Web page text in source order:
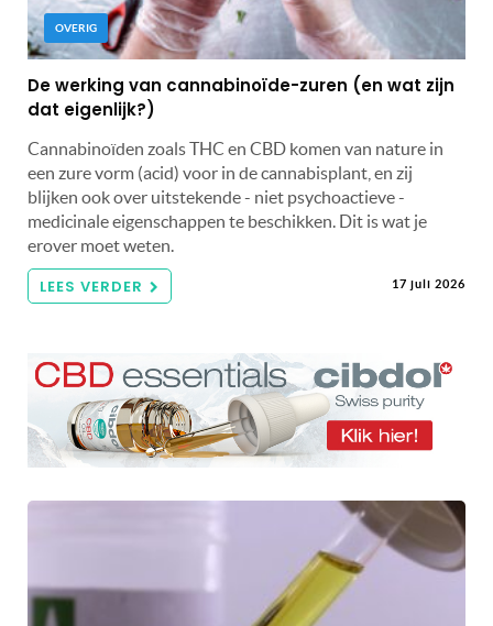
OVERIG
De werking van cannabinoïde-zuren (en wat zijn
dat eigenlijk?)
Cannabinoïden zoals THC en CBD komen van nature in
een zure vorm (acid) voor in de cannabisplant, en zij
blijken ook over uitstekende - niet psychoactieve -
medicinale eigenschappen te beschikken. Dit is wat je
erover moet weten.
LEES VERDER 17 juli 2026